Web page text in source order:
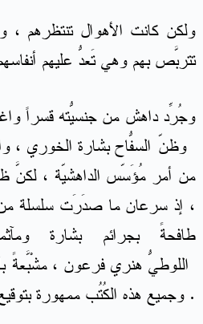
ولكن كانت الأهوال تنتظرهم ،
تتربَّص بهم وهي تَعدُّ عليهم
وجُرِّد داهش من جنسيّته قسراً
وظنّ السفّاح بشارة الخوري ،
من أمر مُؤَسّس الداهشيّة ، لكنَّ
، إذ سرعان ما صدَرَت سلسلة من
طافحةً بجرائم بشارة
اللوطيّ هنري فرعون ، مُشْبَّعةً
. وجميع هذه الكُتُب ممهورة